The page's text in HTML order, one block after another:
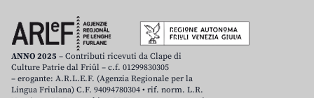
ANNO 2025 – Contributi ricevuti da Clape di
Culture Patrie dal Friûl – c.f. 01299830305
– erogante: A.R.L.E.F. (Agenzia Regionale per la
Lingua Friulana) C.F. 94094780304 • rif. norm. L.R.